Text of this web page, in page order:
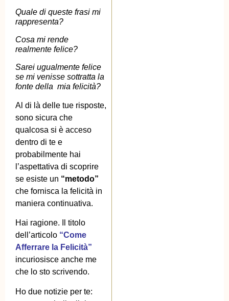
Quale di queste frasi mi
rappresenta?
Cosa mi rende
realmente felice?
Sarei ugualmente felice
se mi venisse sottratta la
fonte della mia felicità?
Al di là delle tue risposte,
sono sicura che
qualcosa si è acceso
dentro di te e
probabilmente hai
l’aspettativa di scoprire
se esiste un “metodo”
che fornisca la felicità in
maniera continuativa.
Hai ragione. Il titolo
dell’articolo “Come
Afferrare la Felicità”
incuriosisce anche me
che lo sto scrivendo.
Ho due notizie per te: